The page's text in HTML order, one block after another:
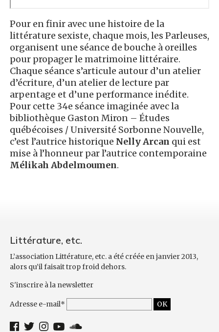
Pour en finir avec une histoire de la
littérature sexiste, chaque mois, les Parleuses,
organisent une séance de bouche à oreilles
pour propager le matrimoine littéraire.
Chaque séance s’articule autour d’un atelier
d’écriture, d’un atelier de lecture par
arpentage et d’une performance inédite.
Pour cette 34e séance imaginée avec la
bibliothèque Gaston Miron – Études
québécoises / Université Sorbonne Nouvelle,
c’est l’autrice historique Nelly Arcan qui est
mise à l’honneur par l’autrice contemporaine
Mélikah Abdelmoumen.
Littérature, etc.
L’association Littérature, etc. a été créée en janvier 2013,
alors qu’il faisait trop froid dehors.
S'inscrire à la newsletter
Adresse e-mail*